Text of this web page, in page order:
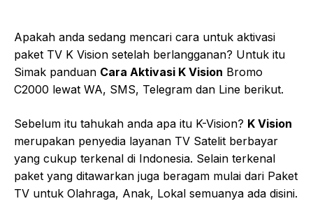
Apakah anda sedang mencari cara untuk aktivasi
paket TV K Vision setelah berlangganan? Untuk itu
Simak panduan Cara Aktivasi K Vision Bromo
C2000 lewat WA, SMS, Telegram dan Line berikut.
Sebelum itu tahukah anda apa itu K-Vision? K Vision
merupakan penyedia layanan TV Satelit berbayar
yang cukup terkenal di Indonesia. Selain terkenal
paket yang ditawarkan juga beragam mulai dari Paket
TV untuk Olahraga, Anak, Lokal semuanya ada disini.